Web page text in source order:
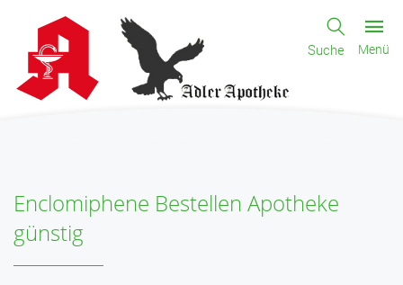
Suche Menü
Enclomiphene Bestellen Apotheke
günstig